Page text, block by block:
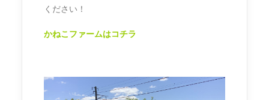
ください！
かねこファームはコチラ